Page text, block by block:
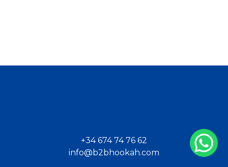
+34 674 74 76 62
info@b2bhookah.com